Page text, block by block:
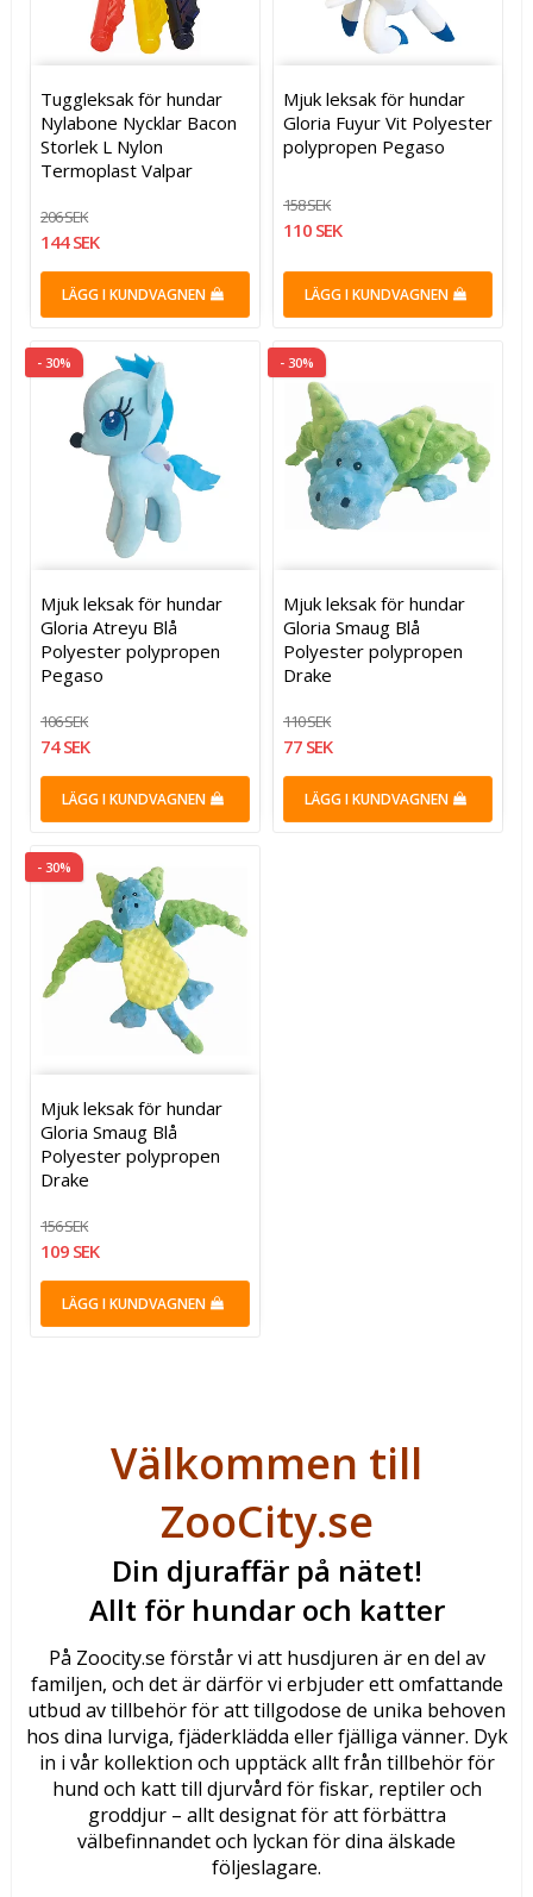
Tuggleksak för hundar
Nylabone Nycklar Bacon
Storlek L Nylon
Termoplast Valpar
206 SEK
144 SEK
LÄGG I KUNDVAGNEN
Mjuk leksak för hundar
Gloria Fuyur Vit Polyester
polypropen Pegaso
158 SEK
110 SEK
LÄGG I KUNDVAGNEN
- 30%
Mjuk leksak för hundar
Gloria Atreyu Blå
Polyester polypropen
Pegaso
106 SEK
74 SEK
LÄGG I KUNDVAGNEN
- 30%
Mjuk leksak för hundar
Gloria Smaug Blå
Polyester polypropen
Drake
110 SEK
77 SEK
LÄGG I KUNDVAGNEN
- 30%
Mjuk leksak för hundar
Gloria Smaug Blå
Polyester polypropen
Drake
156 SEK
109 SEK
LÄGG I KUNDVAGNEN
Välkommen till
ZooCity.se
Din djuraffär på nätet!
Allt för hundar och katter
På Zoocity.se förstår vi att husdjuren är en del av
familjen, och det är därför vi erbjuder ett omfattande
utbud av tillbehör för att tillgodose de unika behoven
hos dina lurviga, fjäderklädda eller fjälliga vänner. Dyk
in i vår kollektion och upptäck allt från tillbehör för
hund och katt till djurvård för fiskar, reptiler och
groddjur – allt designat för att förbättra
välbefinnandet och lyckan för dina älskade
följeslagare.